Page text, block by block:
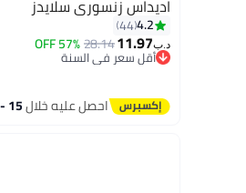
2
اديداس زنسوري سلايدز
4.2
44
د.ب‏11.97
28.14
57% OFF
أقل سعر في السنة
أقل سعر في السنة
احصل عليه خلال15 - 16 اغسطس